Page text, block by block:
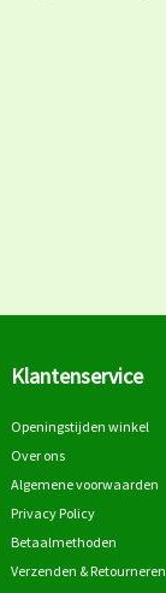
Klantenservice
Openingstijden winkel
Over ons
Algemene voorwaarden
Privacy Policy
Betaalmethoden
Verzenden & Retourneren